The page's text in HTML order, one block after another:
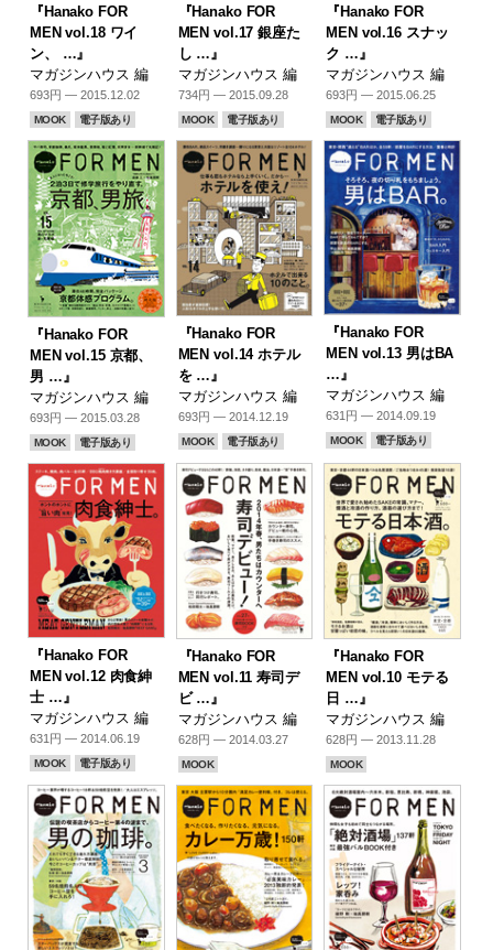
『Hanako FOR
MEN vol.18 ワイ
ン、 …』
マガジンハウス 編
693円 — 2015.12.02
MOOK 電子版あり
『Hanako FOR
MEN vol.17 銀座た
し …』
マガジンハウス 編
734円 — 2015.09.28
MOOK 電子版あり
『Hanako FOR
MEN vol.16 スナッ
ク …』
マガジンハウス 編
693円 — 2015.06.25
MOOK 電子版あり
『Hanako FOR
MEN vol.15 京都、
男 …』
マガジンハウス 編
693円 — 2015.03.28
MOOK 電子版あり
『Hanako FOR
MEN vol.14 ホテル
を …』
マガジンハウス 編
693円 — 2014.12.19
MOOK 電子版あり
『Hanako FOR
MEN vol.13 男はBA
…』
マガジンハウス 編
631円 — 2014.09.19
MOOK 電子版あり
『Hanako FOR
MEN vol.12 肉食紳
士 …』
マガジンハウス 編
631円 — 2014.06.19
MOOK 電子版あり
『Hanako FOR
MEN vol.11 寿司デ
ビ …』
マガジンハウス 編
628円 — 2014.03.27
MOOK
『Hanako FOR
MEN vol.10 モテる
日 …』
マガジンハウス 編
628円 — 2013.11.28
MOOK